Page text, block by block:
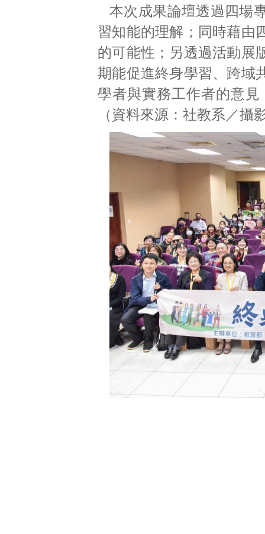
本次成果論壇透過四場
習知能的理解；同時藉由
的可能性；另透過活動展
期能促進終身學習、跨域
學者與實務工作者的意
（資料來源：社教系／攝